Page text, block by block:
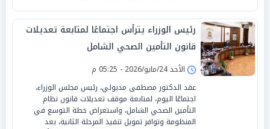
رئيس الوزراء يترأس اجتماعًا لمتابعة تعديلات
قانون التأمين الصحي الشامل
الأحد 24/مايو/2026 - 05:25 م
عقد الدكتور مصطفى مدبولي، رئيس مجلس الوزراء،
اجتماعًا اليوم، لمتابعة موقف تعديلات قانون نظام
التأمين الصحي الشامل، واستعراض خطة التوسع في
المنظومة وتوافر تمويل تنفيذ المرحلة الثانية، بعد